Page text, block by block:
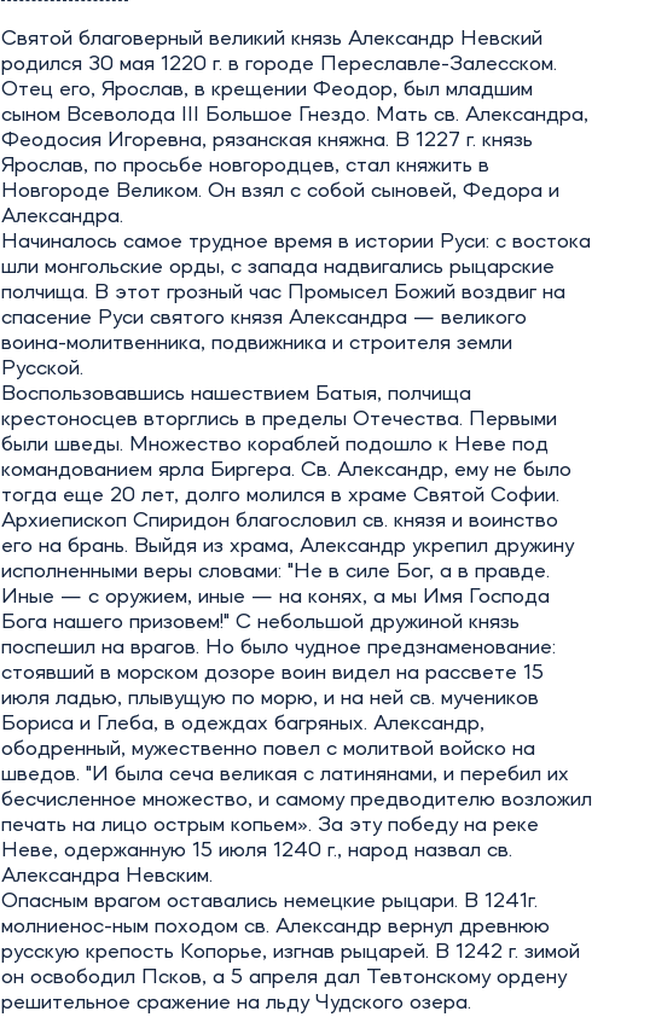
Святой благоверный великий князь Александр Невский
родился 30 мая 1220 г. в городе Переславле-Залесском.
Отец его, Ярослав, в крещении Феодор, был младшим
сыном Всеволода III Большое Гнездо. Мать св. Александра,
Феодосия Игоревна, рязанская княжна. В 1227 г. князь
Ярослав, по просьбе новгородцев, стал княжить в
Новгороде Великом. Он взял с собой сыновей, Федора и
Александра.
Начиналось самое трудное время в истории Руси: с востока
шли монгольские орды, с запада надвигались рыцарские
полчища. В этот грозный час Промысел Божий воздвиг на
спасение Руси святого князя Александра — великого
воина-молитвенника, подвижника и строителя земли
Русской.
Воспользовавшись нашествием Батыя, полчища
крестоносцев вторглись в пределы Отечества. Первыми
были шведы. Множество кораблей подошло к Неве под
командованием ярла Биргера. Св. Александр, ему не было
тогда еще 20 лет, долго молился в храме Святой Софии.
Архиепископ Спиридон благословил св. князя и воинство
его на брань. Выйдя из храма, Александр укрепил дружину
исполненными веры словами: "Не в силе Бог, а в правде.
Иные — с оружием, иные — на конях, а мы Имя Господа
Бога нашего призовем!" С небольшой дружиной князь
поспешил на врагов. Но было чудное предзнаменование:
стоявший в морском дозоре воин видел на рассвете 15
июля ладью, плывущую по морю, и на ней св. мучеников
Бориса и Глеба, в одеждах багряных. Александр,
ободренный, мужественно повел с молитвой войско на
шведов. "И была сеча великая с латинянами, и перебил их
бесчисленное множество, и самому предводителю возложил
печать на лицо острым копьем». За эту победу на реке
Неве, одержанную 15 июля 1240 г., народ назвал св.
Александра Невским.
Опасным врагом оставались немецкие рыцари. В 1241г.
молниенос-ным походом св. Александр вернул древнюю
русскую крепость Копорье, изгнав рыцарей. В 1242 г. зимой
он освободил Псков, а 5 апреля дал Тевтонскому ордену
решительное сражение на льду Чудского озера.